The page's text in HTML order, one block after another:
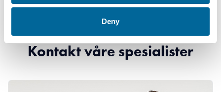
Deny
Kontakt våre spesialister